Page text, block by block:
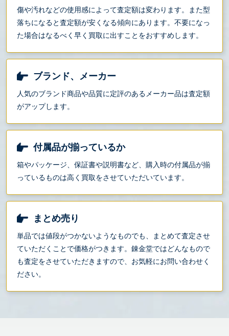
傷や汚れなどの使用感によって査定額は変わります。また型
落ちになると査定額が安くなる傾向にあります。不要になっ
た場合はなるべく早く買取に出すことをおすすめします。
ブランド、メーカー
人気のブランド商品や品質に定評のあるメーカー品は査定額
がアップします。
付属品が揃っているか
箱やパッケージ、保証書や説明書など、購入時の付属品が揃
っているものは高く買取をさせていただいています。
まとめ売り
単品では値段がつかないようなものでも、まとめて査定させ
ていただくことで価格がつきます。錬金堂ではどんなもので
も査定をさせていただきますので、お気軽にお問い合わせく
ださい。